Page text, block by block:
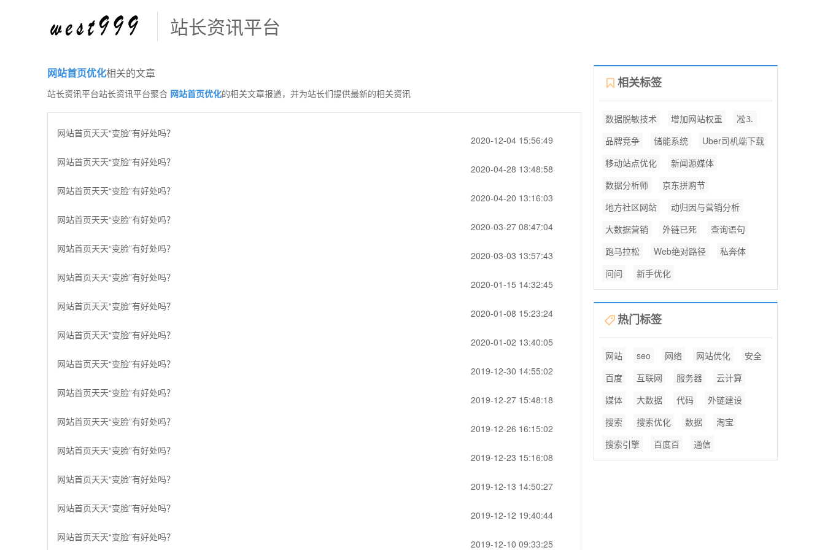
站长资讯平台
网站首页优化相关的文章
站长资讯平台站长资讯平台聚合 网站首页优化的相关文章报道，并为站长们提供最新的相关资讯
网站首页天天“变脸”有好处吗？
2020-12-04 15:56:49
网站首页天天“变脸”有好处吗？
2020-04-28 13:48:58
网站首页天天“变脸”有好处吗？
2020-04-20 13:16:03
网站首页天天“变脸”有好处吗？
2020-03-27 08:47:04
网站首页天天“变脸”有好处吗？
2020-03-03 13:57:43
网站首页天天“变脸”有好处吗？
2020-01-15 14:32:45
网站首页天天“变脸”有好处吗？
2020-01-08 15:23:24
网站首页天天“变脸”有好处吗？
2020-01-02 13:40:05
网站首页天天“变脸”有好处吗？
2019-12-30 14:55:02
网站首页天天“变脸”有好处吗？
2019-12-27 15:48:18
网站首页天天“变脸”有好处吗？
2019-12-26 16:15:02
网站首页天天“变脸”有好处吗？
2019-12-23 15:16:08
网站首页天天“变脸”有好处吗？
2019-12-13 14:50:27
网站首页天天“变脸”有好处吗？
2019-12-12 19:40:44
网站首页天天“变脸”有好处吗？
2019-12-10 09:33:25
相关标签
数据脱敏技术 增加网站权重
凇⒊
品牌竞争
储能系统
Uber司机端下载
移动站点优化
新闻源媒体
数据分析师
京东拼购节
地方社区网站
动归因与营销分析
大数据营销
外链已死
查询语句
跑马拉松
Web绝对路径
私奔体
问问
新手优化
热门标签
网站 seo 网络 网站优化
安全
百度
互联网 服务器
云计算
媒体
大数据 代码
外链建设
搜索
搜索优化 数据
淘宝
搜索引擎
百度百 通信